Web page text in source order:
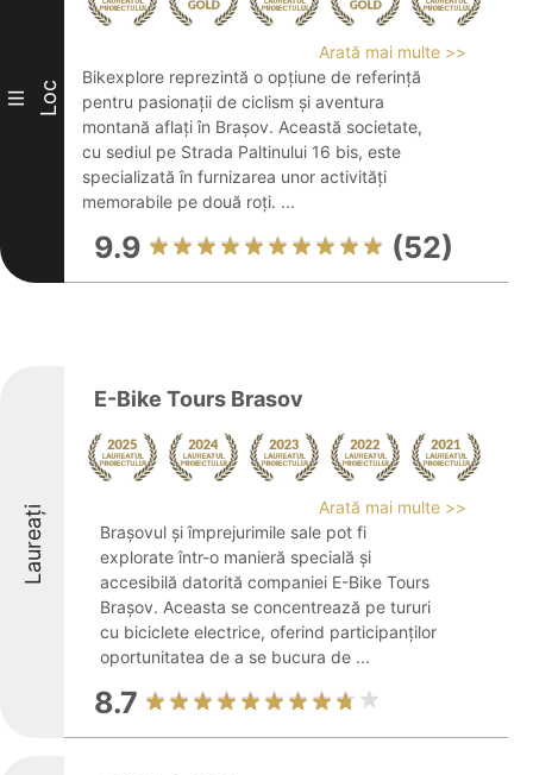
III Loc
Arată mai multe >>
Bikexplore reprezintă o opțiune de referință
pentru pasionații de ciclism și aventura
montană aflați în Brașov. Această societate,
cu sediul pe Strada Paltinului 16 bis, este
specializată în furnizarea unor activități
memorabile pe două roți. ...
9.9 (52)
Laureați
E-Bike Tours Brasov
Arată mai multe >>
Brașovul și împrejurimile sale pot fi
explorate într-o manieră specială și
accesibilă datorită companiei E-Bike Tours
Brașov. Aceasta se concentrează pe tururi
cu biciclete electrice, oferind participanților
oportunitatea de a se bucura de ...
8.7